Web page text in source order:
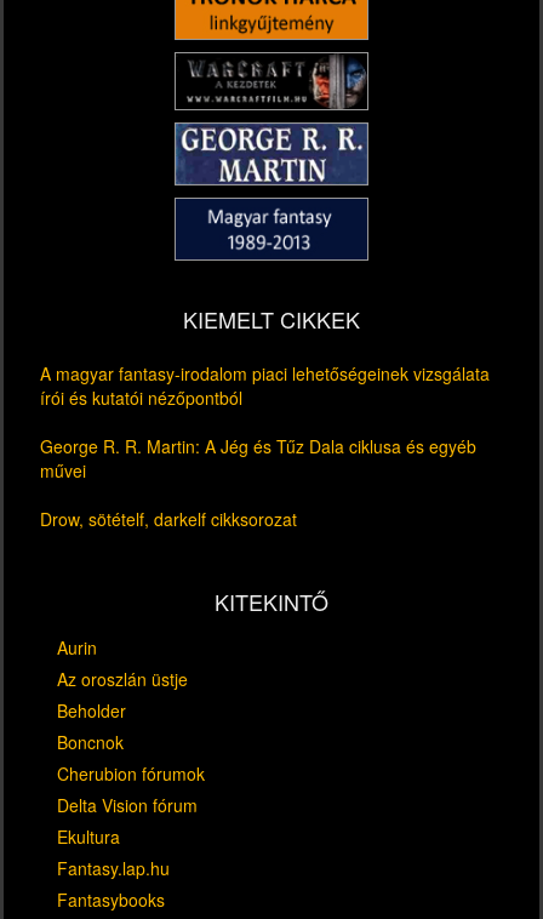
KIEMELT CIKKEK
A magyar fantasy-irodalom piaci lehetőségeinek vizsgálata
írói és kutatói nézőpontból
George R. R. Martin: A Jég és Tűz Dala ciklusa és egyéb
művei
Drow, sötételf, darkelf cikksorozat
KITEKINTŐ
Aurin
Az oroszlán üstje
Beholder
Boncnok
Cherubion fórumok
Delta Vision fórum
Ekultura
Fantasy.lap.hu
Fantasybooks